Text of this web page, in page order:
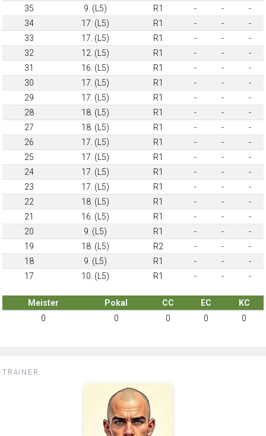
35
9. (L5) R1 - -
-
34
17. (L5) R1 - -
-
33
17. (L5) R1 - -
-
32
12. (L5) R1 - -
-
31
16. (L5) R1 - -
-
30
17. (L5) R1 - -
-
29
17. (L5) R1 - -
-
28
18. (L5) R1 - -
-
27
18. (L5) R1 - -
-
26
17. (L5) R1 - -
-
25
17. (L5) R1 - -
-
24
17. (L5) R1 - -
-
23
17. (L5) R1 - -
-
22
18. (L5) R1 - -
-
21
16. (L5) R1 - -
-
20
9. (L5) R1 - -
-
19
18. (L5) R2 - -
-
18
9. (L5) R1 - -
-
17
10. (L5) R1 - - -
Meister Pokal CC EC
KC
0
0 0 0 0
TRAINER: